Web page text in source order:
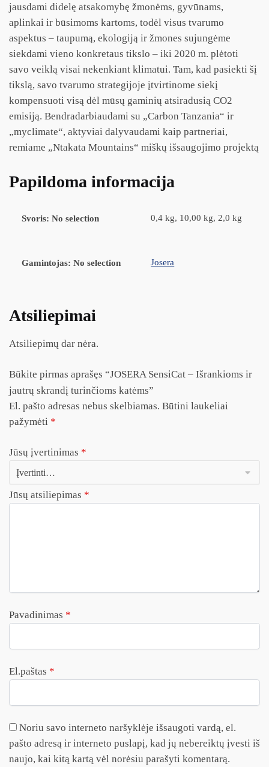
jausdami didelę atsakomybę žmonėms, gyvūnams,
aplinkai ir būsimoms kartoms, todėl visus tvarumo
aspektus – taupumą, ekologiją ir žmones sujungėme
siekdami vieno konkretaus tikslo – iki 2020 m. plėtoti
savo veiklą visai nekenkiant klimatui. Tam, kad pasiekti šį
tikslą, savo tvarumo strategijoje įtvirtinome siekį
kompensuoti visą dėl mūsų gaminių atsiradusią CO2
emisiją. Bendradarbiaudami su „Carbon Tanzania“ ir
„myclimate“, aktyviai dalyvaudami kaip partneriai,
remiame „Ntakata Mountains“ miškų išsaugojimo projektą
Papildoma informacija
Svoris: No selection 0,4 kg, 10,00 kg, 2,0 kg
Gamintojas: No selection Josera
Atsiliepimai
Atsiliepimų dar nėra.
Būkite pirmas aprašęs “JOSERA SensiCat – Išrankioms ir
jautrų skrandį turinčioms katėms”
El. pašto adresas nebus skelbiamas. Būtini laukeliai
pažymėti *
Jūsų įvertinimas *
Jūsų atsiliepimas *
Pavadinimas *
El.paštas *
Noriu savo interneto naršyklėje išsaugoti vardą, el.
pašto adresą ir interneto puslapį, kad jų nebereiktų įvesti iš
naujo, kai kitą kartą vėl norėsiu parašyti komentarą.